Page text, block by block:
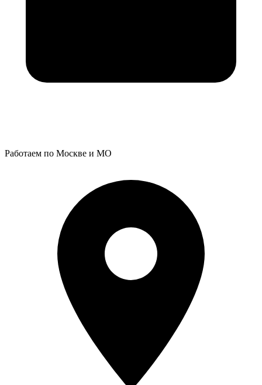
Работаем по Москве и МО